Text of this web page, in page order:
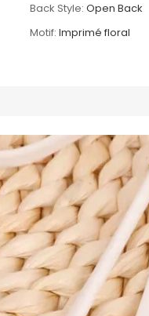
Back Style: Open Back
Motif: Imprimé floral